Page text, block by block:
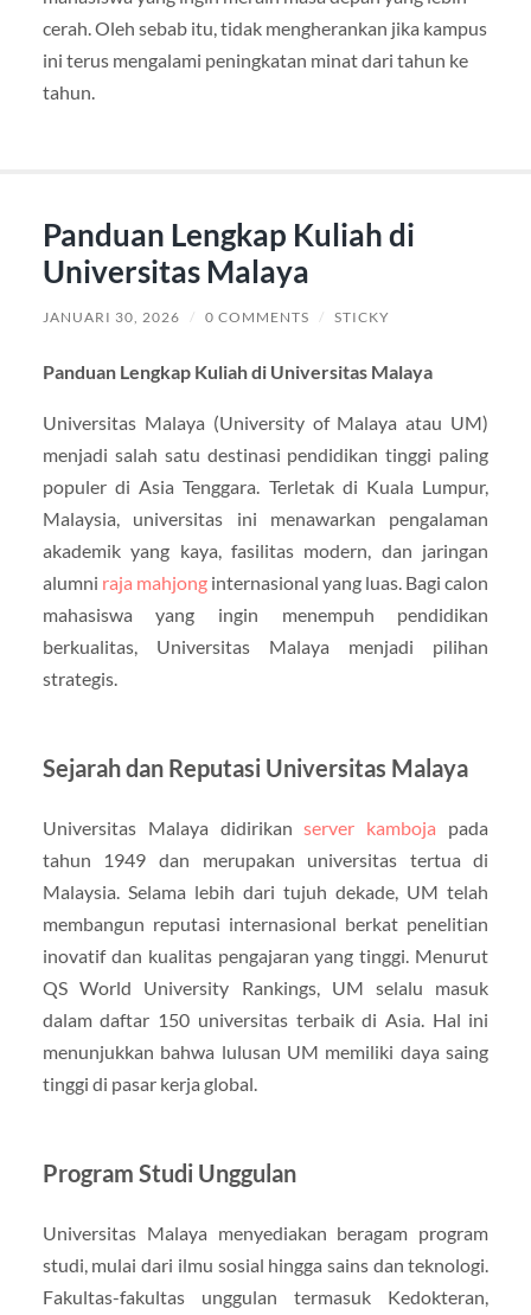
cerah. Oleh sebab itu, tidak mengherankan jika kampus
ini terus mengalami peningkatan minat dari tahun ke
tahun.
Panduan Lengkap Kuliah di
Universitas Malaya
JANUARI 30, 2026 / 0 COMMENTS / STICKY
Panduan Lengkap Kuliah di Universitas Malaya
Universitas Malaya (University of Malaya atau UM)
menjadi salah satu destinasi pendidikan tinggi paling
populer di Asia Tenggara. Terletak di Kuala Lumpur,
Malaysia, universitas ini menawarkan pengalaman
akademik yang kaya, fasilitas modern, dan jaringan
alumni raja mahjonginternasional yang luas. Bagi calon
mahasiswa yang ingin menempuh pendidikan
berkualitas, Universitas Malaya menjadi pilihan
strategis.
Sejarah dan Reputasi Universitas Malaya
Universitas Malaya didirikanserver kamboja pada
tahun 1949 dan merupakan universitas tertua di
Malaysia. Selama lebih dari tujuh dekade, UM telah
membangun reputasi internasional berkat penelitian
inovatif dan kualitas pengajaran yang tinggi. Menurut
QS World University Rankings, UM selalu masuk
dalam daftar 150 universitas terbaik di Asia. Hal ini
menunjukkan bahwa lulusan UM memiliki daya saing
tinggi di pasar kerja global.
Program Studi Unggulan
Universitas Malaya menyediakan beragam program
studi, mulai dari ilmu sosial hingga sains dan teknologi.
Fakultas-fakultas unggulan termasuk Kedokteran,